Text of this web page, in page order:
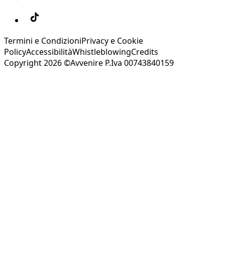
Termini e CondizioniPrivacy e Cookie
PolicyAccessibilitàWhistleblowingCredits
Copyright 2026 ©Avvenire P.Iva 00743840159